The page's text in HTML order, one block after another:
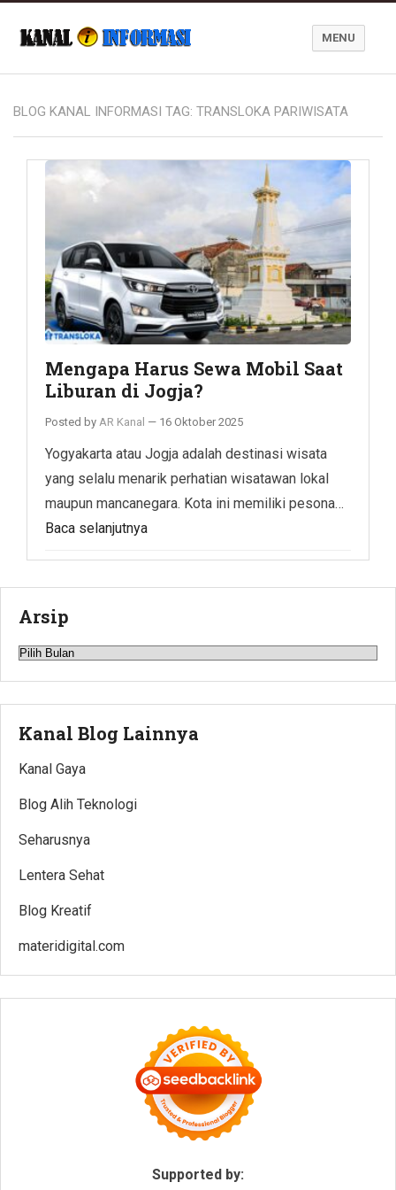
MENU
BLOG KANAL INFORMASI TAG: TRANSLOKA PARIWISATA
Mengapa Harus Sewa Mobil Saat
Liburan di Jogja?
Posted by AR Kanal — 16 Oktober 2025
Yogyakarta atau Jogja adalah destinasi wisata
yang selalu menarik perhatian wisatawan lokal
maupun mancanegara. Kota ini memiliki pesona…
Baca selanjutnya
Arsip
Arsip
Kanal Blog Lainnya
Kanal Gaya
Blog Alih Teknologi
Seharusnya
Lentera Sehat
Blog Kreatif
materidigital.com
Supported by: